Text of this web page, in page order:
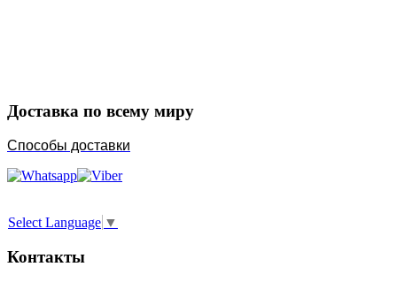
Доставка по всему миру
Способы доставки
Select Language ▼
Контакты